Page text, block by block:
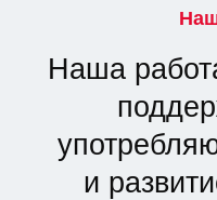
Наша
и